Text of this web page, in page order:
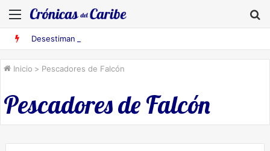
Menú
Inicio > Pescadores de Falcón
Pescadores de Falcón